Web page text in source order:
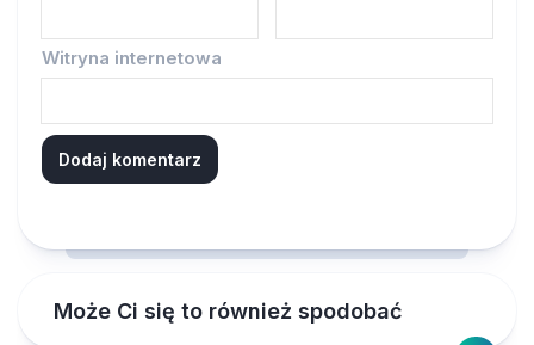
Witryna internetowa
Może Ci się to również spodobać